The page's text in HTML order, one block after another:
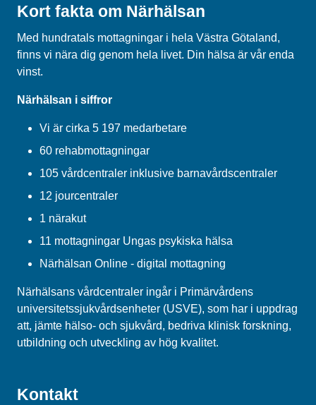
Kort fakta om Närhälsan
Med hundratals mottagningar i hela Västra Götaland,
finns vi nära dig genom hela livet. Din hälsa är vår enda
vinst.
Närhälsan i siffror
Vi är cirka 5 197 medarbetare
60 rehabmottagningar
105 vårdcentraler inklusive barnavårdscentraler
12 jourcentraler
1 närakut
11 mottagningar Ungas psykiska hälsa
Närhälsan Online - digital mottagning
Närhälsans vårdcentraler ingår i Primärvårdens
universitetssjukvårdsenheter (USVE), som har i uppdrag
att, jämte hälso- och sjukvård, bedriva klinisk forskning,
utbildning och utveckling av hög kvalitet.
Kontakt